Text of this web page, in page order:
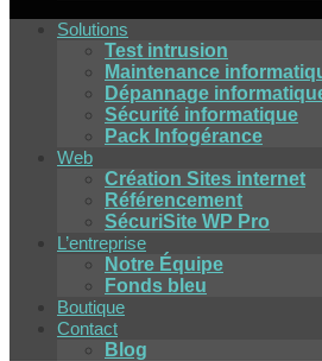
Solutions
Test intrusion
Maintenance
Dépannage
Sécurité informatique
Pack Infogérance
Web
Création Sites internet
Référencement
SécuriSite WP Pro
L’entreprise
Notre Équipe
Fonds bleu
Boutique
Contact
Blog